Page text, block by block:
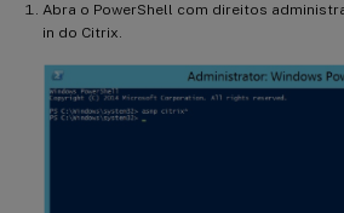
Abra o PowerShell com direitos
in do Citrix.